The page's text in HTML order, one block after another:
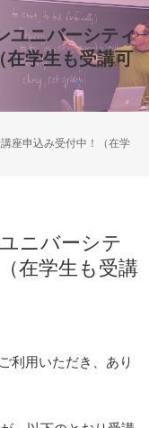
ユニバーシティ
在学生も受講可
座申込み受付中！（在学
ニバーシテ
在学生も受講
利用いただき、あり